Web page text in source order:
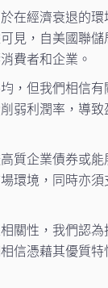
在經濟衰退的
見，自美國聯
費者和企業。
，但我們相信
弱利潤率，導
質企業債券或
環境，同時亦
關性，我們認
信憑藉其優質